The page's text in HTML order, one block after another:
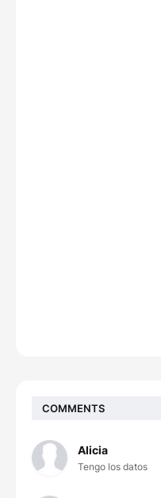
COMMENTS
Alicia
Tengo los datos